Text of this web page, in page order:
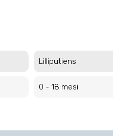
Lilliputiens
0 - 18 mesi